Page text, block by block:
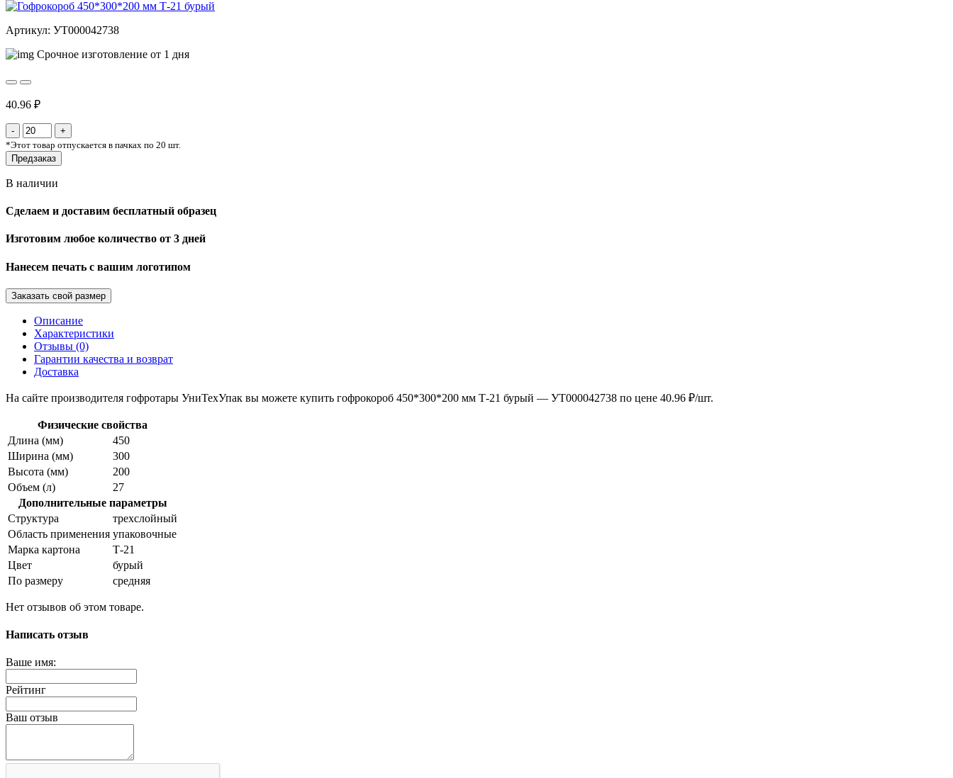
Артикул: УТ000042738
Срочное изготовление от 1 дня
40.96 ₽
*Этот товар отпускается в пачках по 20 шт.
Предзаказ
В наличии
Сделаем и доставим бесплатный образец
Изготовим любое количество от 3 дней
Нанесем печать с вашим логотипом
Заказать свой размер
Описание
Характеристики
Отзывы (0)
Гарантии качества и возврат
Доставка
На сайте производителя гофротары УниТехУпак вы можете купить гофрокороб 450*300*200 мм Т-21 бурый — УТ000042738 по цене 40.96 ₽/шт.
Физические свойства
Длина (мм)
450
Ширина (мм)
300
Высота (мм)
200
Объем (л)
27
Дополнительные параметры
Структура
трехслойный
Область применения упаковочные
Марка картона
Т-21
Цвет
бурый
По размеру
средняя
Нет отзывов об этом товаре.
Написать отзыв
Ваше имя:
Рейтинг
Ваш отзыв